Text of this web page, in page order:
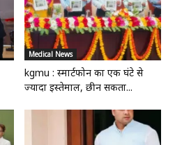
Medical News
kgmu : स्मार्टफोन का एक घंटे से
ज्यादा इस्तेमाल, छीन सकता...